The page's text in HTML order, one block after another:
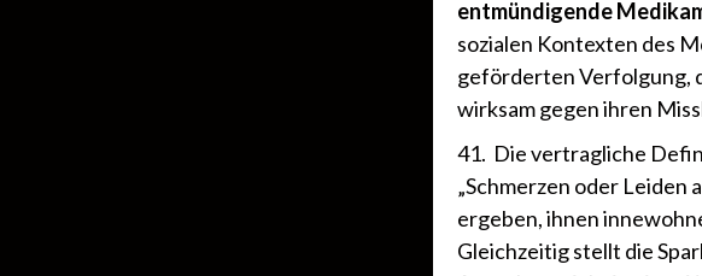
entmündigende
sozialen Kontexten des
geförderten Verfolgung,
wirksam gegen ihren
41. Die vertragliche
„Schmerzen oder Leiden
ergeben, ihnen
Gleichzeitig stellt die